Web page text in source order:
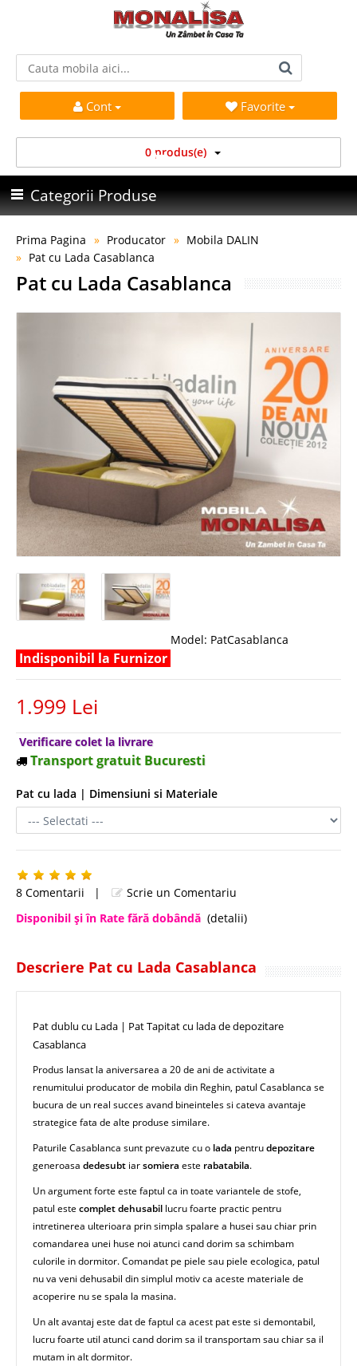
Cont Favorite
0 produs(e)
Categorii Produse
Prima Pagina Producator
Mobila DALIN
Pat cu Lada Casablanca
Pat cu Lada Casablanca
Model: PatCasablanca
Indisponibil la Furnizor
1.999 Lei
Verificare colet la livrare
Transport gratuit Bucuresti
Pat cu lada | Dimensiuni si Materiale
8 Comentarii |
Scrie un Comentariu
Disponibil şi în Rate fără dobândă (detalii)
Descriere Pat cu Lada Casablanca
Pat dublu cu Lada | Pat Tapitat cu lada de depozitare
Casablanca
Produs lansat la aniversarea a 20 de ani de activitate a
renumitului producator de mobila din Reghin, patul Casablanca se
bucura de un real succes avand bineinteles si cateva avantaje
strategice fata de alte produse similare.
Paturile Casablanca sunt prevazute cu o lada pentrudepozitare
generoasa dedesubt iarsomiera este rabatabila.
Un argument forte este faptul ca in toate variantele de stofe,
patul este complet dehusabil lucru foarte practic pentru
intretinerea ulterioara prin simpla spalare a husei sau chiar prin
comandarea unei huse noi atunci cand dorim sa schimbam
culorile in dormitor. Comandat pe piele sau piele ecologica, patul
nu va veni dehusabil din simplul motiv ca aceste materiale de
acoperire nu se spala la masina.
Un alt avantaj este dat de faptul ca acest pat este si demontabil,
lucru foarte util atunci cand dorim sa il transportam sau chiar sa il
mutam in alt dormitor.